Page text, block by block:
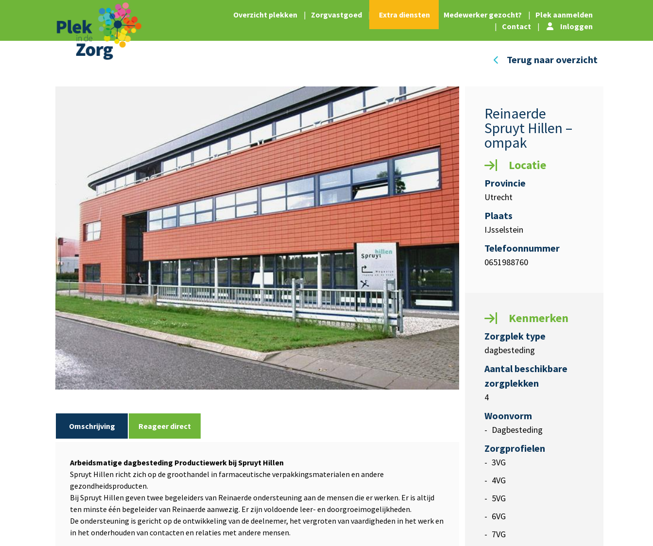
Overzicht plekken | Zorgvastgoed | Extra diensten Medewerker gezocht? |
Plek aanmelden
|
Contact | Inloggen
Terug naar overzicht
Omschrijving Reageer direct
Arbeidsmatige dagbesteding Productiewerk bij Spruyt Hillen
Spruyt Hillen richt zich op de groothandel in farmaceutische verpakkingsmaterialen en andere
gezondheidsproducten.
Bij Spruyt Hillen geven twee begeleiders van Reinaerde ondersteuning aan de mensen die er werken. Er is altijd
ten minste één begeleider van Reinaerde aanwezig. Er zijn voldoende leer- en doorgroeimogelijkheden.
De ondersteuning is gericht op de ontwikkeling van de deelnemer, het vergroten van vaardigheden in het werk en
in het onderhouden van contacten en relaties met andere mensen.
Reinaerde
Spruyt Hillen –
ompak
Locatie
Provincie
Utrecht
Plaats
IJsselstein
Telefoonnummer
0651988760
Kenmerken
Zorgplek type
dagbesteding
Aantal beschikbare
zorgplekken
4
Woonvorm
Dagbesteding
Zorgprofielen
3VG
4VG
5VG
6VG
7VG